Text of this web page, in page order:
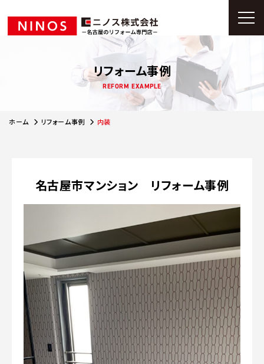
リフォーム事例
REFORM EXAMPLE
ホーム リフォーム事例 内装
名古屋市マンション リフォーム事例